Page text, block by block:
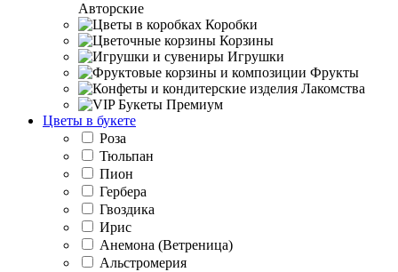
Авторские
Коробки
Корзины
Игрушки
Фрукты
Лакомства
Премиум
Цветы в букете
Роза
Тюльпан
Пион
Гербера
Гвоздика
Ирис
Анемона (Ветреница)
Альстромерия